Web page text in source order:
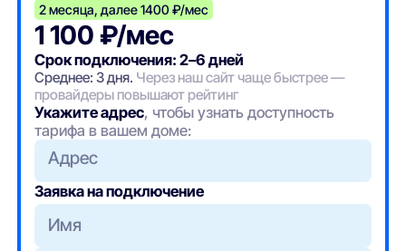
2 месяца, далее 1400 ₽/мес
1 100 ₽/мес
Срок подключения: 2–6 дней
Среднее: 3 дня. Через наш сайт чаще быстрее —
провайдеры повышают рейтинг
Укажите адрес, чтобы узнать доступность
тарифа в вашем доме:
Адрес
Заявка на подключение